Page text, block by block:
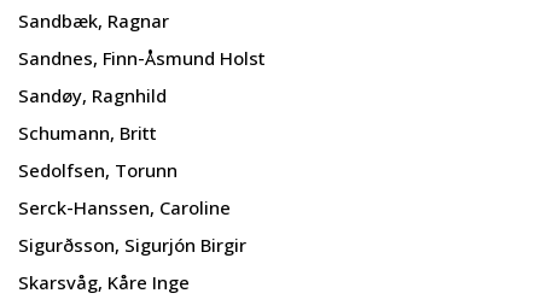
Sandbæk, Ragnar
Sandnes, Finn-Åsmund Holst
Sandøy, Ragnhild
Schumann, Britt
Sedolfsen, Torunn
Serck-Hanssen, Caroline
Sigurðsson, Sigurjón Birgir
Skarsvåg, Kåre Inge